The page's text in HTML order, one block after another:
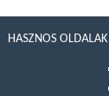
HASZNOS OLDALAK